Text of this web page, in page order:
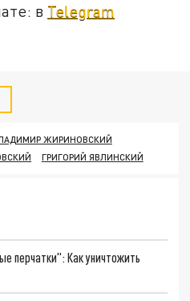
в Telegram
ЖИРИНОВСКИЙ
ГРИГОРИЙ ЯВЛИНСКИЙ
перчатки": Как уничтожить